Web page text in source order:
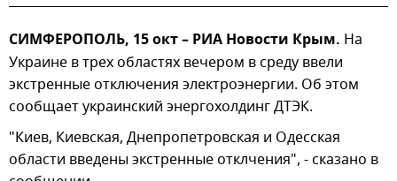
СИМФЕРОПОЛЬ, 15 окт – РИА Новости Крым. На
Украине в трех областях вечером в среду ввели
экстренные отключения электроэнергии. Об этом
сообщает украинский энергохолдинг ДТЭК.
"Киев, Киевская, Днепропетровская и Одесская
области введены экстренные отклчения", - сказано в